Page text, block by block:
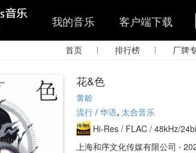
我的音乐 客户端下载
首页 | 排行榜 | 厂牌
花&色
黄龄
流行 / 华语, 太合音乐
Hi-Res / FLAC / 48kHz/
上海和序文化传媒有限公司 ·